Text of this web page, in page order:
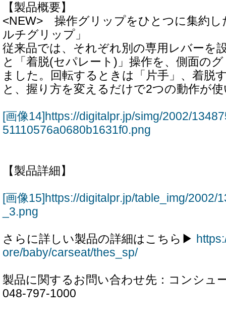
【製品概要】
<NEW> 操作グリップをひとつに集約し
ルチグリップ」
従来品では、それぞれ別の専用レバーを
と「着脱(セパレート)」操作を、側面の
ました。回転するときは「片手」、着脱
と、握り方を変えるだけで2つの動作が
[画像14]https://digitalpr.jp/simg/2002/
51110576a0680b1631f0.png
【製品詳細】
[画像15]https://digitalpr.jp/table_img/2002/
_3.png
さらに詳しい製品の詳細はこちら▶
ore/baby/carseat/thes_sp/
製品に関するお問い合わせ先：コンシ
048‐797‐1000